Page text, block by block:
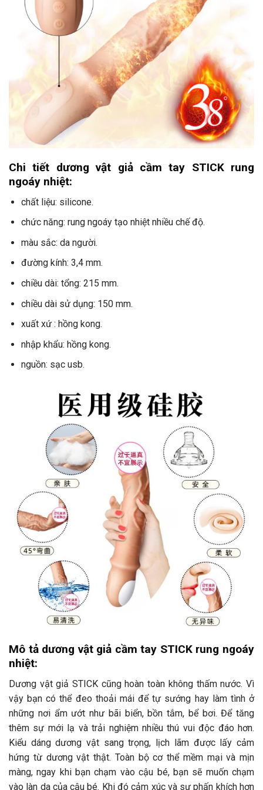
Chi tiết dương vật giả cầm tay STICK rung
ngoáy nhiệt:
chất liệu: silicone.
chức năng: rung ngoáy tạo nhiệt nhiều chế độ.
màu sắc: da người.
đường kính: 3,4 mm.
chiều dài: tổng: 215 mm.
chiều dài sử dụng: 150 mm.
xuất xứ : hồng kong.
nhập khẩu: hồng kong.
nguồn: sạc usb.
Mô tả dương vật giả cầm tay STICK rung ngoáy
nhiệt:
Dương vật giả STICK cũng hoàn toàn không thấm nước. Vì
vậy bạn có thể đeo thoải mái để tự sướng hay làm tình ở
những nơi ẩm ướt như bãi biển, bồn tắm, bể bơi. Để tăng
thêm sự mới lạ và trải nghiệm nhiều thú vui độc đáo hơn.
Kiểu dáng dương vật sang trọng, lịch lãm được lấy cảm
hứng từ dương vật thật. Toàn bộ cơ thể mềm mại và mịn
màng, ngay khi bạn chạm vào cậu bé, bạn sẽ muốn chạm
vào làn da của cậu bé. Khi đó cảm xúc và sự phấn khích hơn